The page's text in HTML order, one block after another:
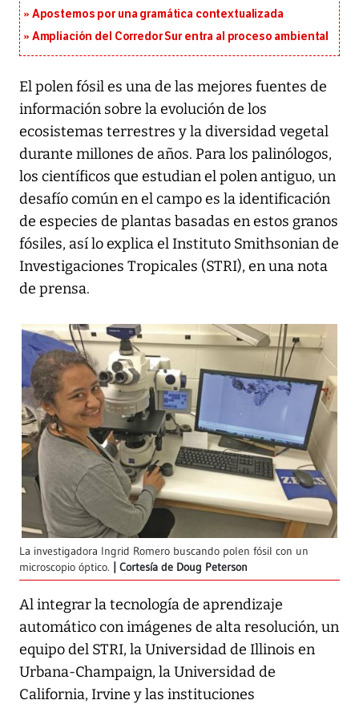
Apostemos por una gramática contextualizada
Ampliación del Corredor Sur entra al proceso ambiental
El polen fósil es una de las mejores fuentes de
información sobre la evolución de los
ecosistemas terrestres y la diversidad vegetal
durante millones de años. Para los palinólogos,
los científicos que estudian el polen antiguo, un
desafío común en el campo es la identificación
de especies de plantas basadas en estos granos
fósiles, así lo explica el Instituto Smithsonian de
Investigaciones Tropicales (STRI), en una nota
de prensa.
La investigadora Ingrid Romero buscando polen fósil con un
microscopio óptico.
Cortesía de Doug Peterson
Al integrar la tecnología de aprendizaje
automático con imágenes de alta resolución, un
equipo del STRI, la Universidad de Illinois en
Urbana-Champaign, la Universidad de
California, Irvine y las instituciones